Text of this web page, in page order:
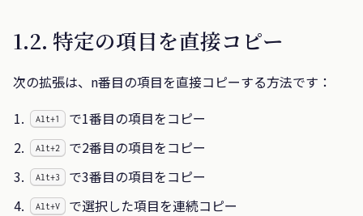
1.2. 特定の項目を直接コピー
次の拡張は、n番目の項目を直接コピーする方法です：
Alt+1 で1番目の項目をコピー
Alt+2 で2番目の項目をコピー
Alt+3 で3番目の項目をコピー
Alt+V で選択した項目を連続コピー